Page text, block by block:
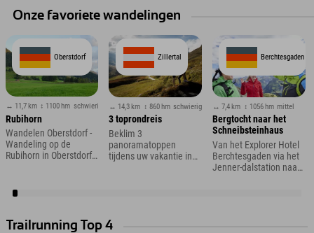
Onze favoriete wandelingen
Oberstdorf
↔ 11,7 km ↕ 1100 hm schwierig
Rubihorn
Wandelen Oberstdorf -
Wandeling op de
Rubihorn in Oberstdorf
Zillertal
↔ 14,3 km ↕ 860 hm schwierig
3 toprondreis
Beklim 3
panoramatoppen
tijdens uw vakantie in
Berchtesgaden
↔ 7,4 km ↕ 1056 hm mittel
Bergtocht naar het
Schneibsteinhaus
Van het Explorer Hotel
Berchtesgaden via het
Jenner-dalstation naar
Trailrunning Top 4